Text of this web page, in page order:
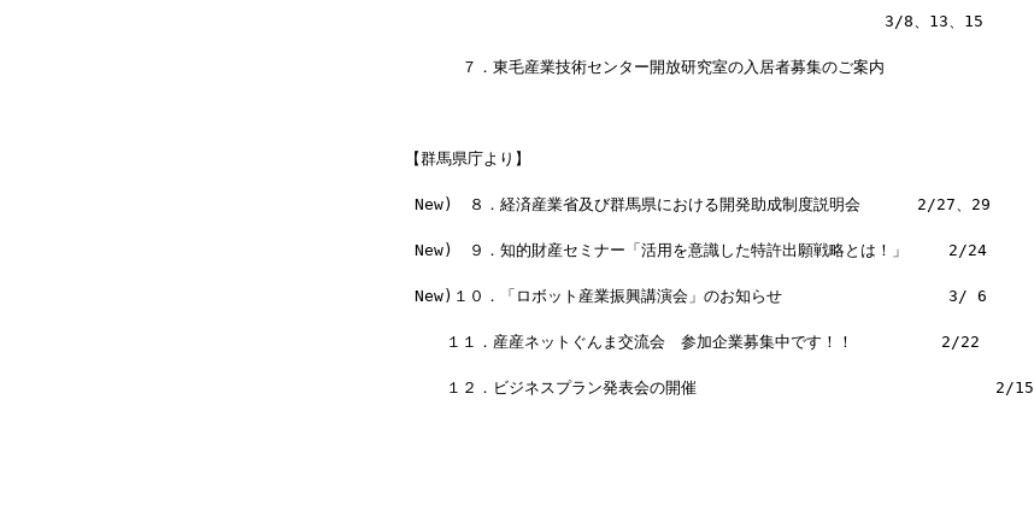
3/8、13、15
７．東毛産業技術センター開放研究室の入居者募集のご案内
【群馬県庁より】
New)　８．経済産業省及び群馬県における開発助成制度説明会 　　　2/27、29
New)　９．知的財産セミナー「活用を意識した特許出願戦略とは！」 　　2/24
New)１０．「ロボット産業振興講演会」のお知らせ　　　　　　　　　　 3/ 6
１１．産産ネットぐんま交流会　参加企業募集中です！！ 　　　　　2/22
１２．ビジネスプラン発表会の開催                               2/15